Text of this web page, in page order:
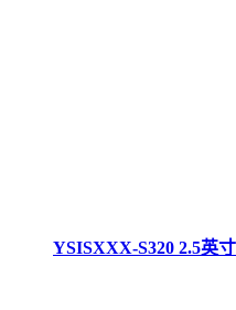
YSISXXX-S320 2.5英